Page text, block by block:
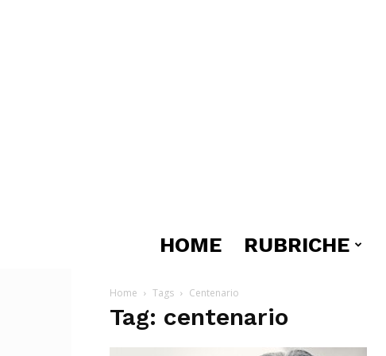
HOME RUBRICHE
Home Tags Centenario
Tag: centenario